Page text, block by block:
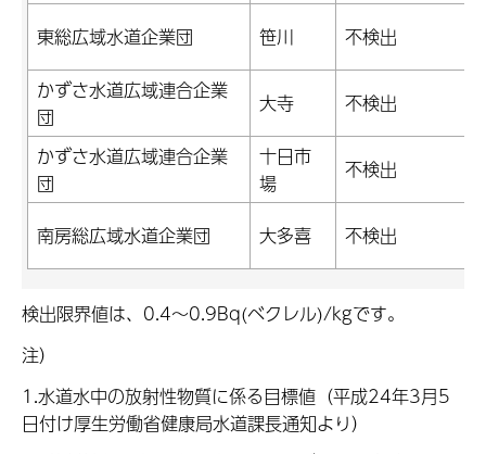
東総広域水道企業団
笹川 不検出
かずさ水道広域連合企業
団
大寺 不検出
かずさ水道広域連合企業
団
十日市
場
不検出
南房総広域水道企業団 大多喜 不検出
検出限界値は、0.4～0.9Bq(ベクレル)/kgです。
注）
1.水道水中の放射性物質に係る目標値（平成24年3月5
日付け厚生労働省健康局水道課長通知より）